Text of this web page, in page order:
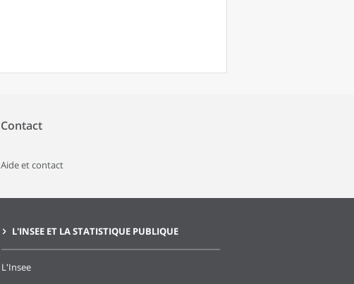
Contact
Aide et contact
L'INSEE ET LA STATISTIQUE PUBLIQUE
L'Insee